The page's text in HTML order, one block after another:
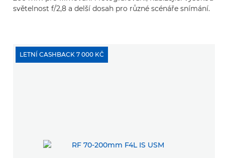
světelnost f/2,8 a delší dosah pro různé scénáře snímání.
LETNÍ CASHBACK 7 000 KČ